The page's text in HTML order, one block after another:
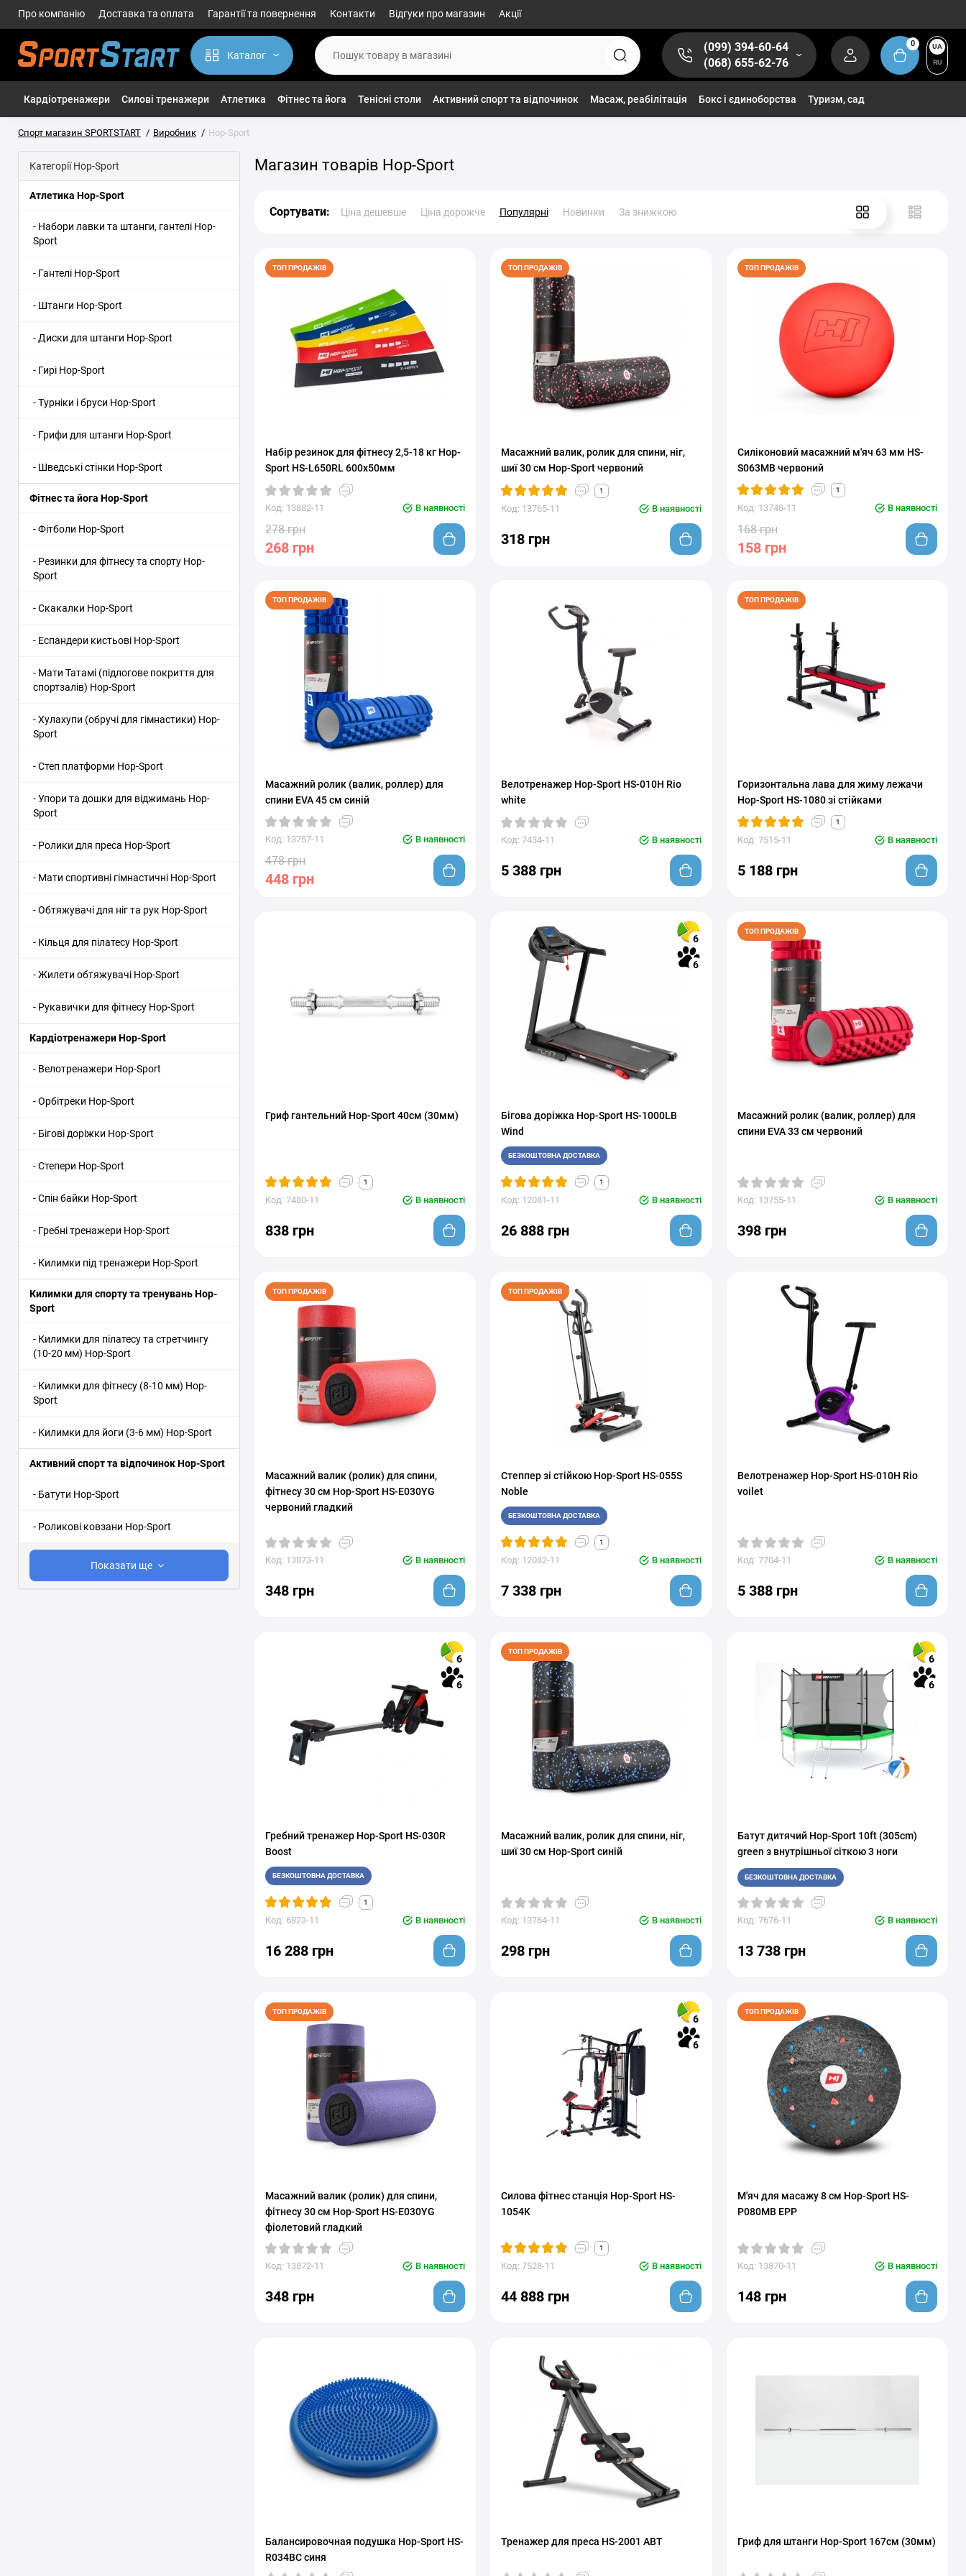
Про компанію Доставка та оплата Гарантії та повернення Контакти Відгуки про магазин Акції
Каталог
(099) 394-60-64
(068) 655-62-76
0
UA
RU
Кардіотренажери Силові тренажери Атлетика Фітнес та йога Тенісні столи Активний спорт та відпочинок Масаж, реабілітація Бокс і єдиноборства Туризм, сад
Спорт магазин SPORTSTART Виробник Hop-Sport
Категорії Hop-Sport
Атлетика Hop-Sport
- Набори лавки та штанги, гантелі Hop-
Sport
- Гантелі Hop-Sport
- Штанги Hop-Sport
- Диски для штанги Hop-Sport
- Гирі Hop-Sport
- Турніки і бруси Hop-Sport
- Грифи для штанги Hop-Sport
- Шведські стінки Hop-Sport
Фітнес та йога Hop-Sport
- Фітболи Hop-Sport
- Резинки для фітнесу та спорту Hop-
Sport
- Скакалки Hop-Sport
- Еспандери кистьові Hop-Sport
- Мати Татамі (підлогове покриття для
спортзалів) Hop-Sport
- Хулахупи (обручі для гімнастики) Hop-
Sport
- Степ платформи Hop-Sport
- Упори та дошки для віджимань Hop-
Sport
- Ролики для преса Hop-Sport
- Мати спортивні гімнастичні Hop-Sport
- Обтяжувачі для ніг та рук Hop-Sport
- Кільця для пілатесу Hop-Sport
- Жилети обтяжувачі Hop-Sport
- Рукавички для фітнесу Hop-Sport
Кардіотренажери Hop-Sport
- Велотренажери Hop-Sport
- Орбітреки Hop-Sport
- Бігові доріжки Hop-Sport
- Степери Hop-Sport
- Спін байки Hop-Sport
- Гребні тренажери Hop-Sport
- Килимки під тренажери Hop-Sport
Килимки для спорту та тренувань Hop-
Sport
- Килимки для пілатесу та стретчингу
(10-20 мм) Hop-Sport
- Килимки для фітнесу (8-10 мм) Hop-
Sport
- Килимки для йоги (3-6 мм) Hop-Sport
Активний спорт та відпочинок Hop-Sport
- Батути Hop-Sport
- Роликові ковзани Hop-Sport
Показати ще
Магазин товарів Hop-Sport
Сортувати: Ціна дешевше Ціна дорожче Популярні Новинки За знижкою
ТОП ПРОДАЖІВ
Набір резинок для фітнесу 2,5-18 кг Hop-
Sport HS-L650RL 600х50мм
Код: 13882-11 В наявності
278 грн
268 грн
ТОП ПРОДАЖІВ
Масажний валик, ролик для спини, ніг,
шиї 30 см Hop-Sport червоний
1
Код: 13765-11 В наявності
318 грн
ТОП ПРОДАЖІВ
Силіконовий масажний м'яч 63 мм HS-
S063MB червоний
1
Код: 13748-11 В наявності
168 грн
158 грн
ТОП ПРОДАЖІВ
Масажний ролик (валик, роллер) для
спини EVA 45 см синій
Код: 13757-11 В наявності
478 грн
448 грн
Велотренажер Hop-Sport HS-010H Rio
white
Код: 7434-11 В наявності
5 388 грн
ТОП ПРОДАЖІВ
Горизонтальна лава для жиму лежачи
Hop-Sport HS-1080 зі стійками
1
Код: 7515-11 В наявності
5 188 грн
Гриф гантельний Hop-Sport 40см (30мм)
1
Код: 7480-11 В наявності
838 грн
6
6
Бігова доріжка Hop-Sport HS-1000LB
Wind
БЕЗКОШТОВНА ДОСТАВКА
1
Код: 12081-11 В наявності
26 888 грн
ТОП ПРОДАЖІВ
Масажний ролик (валик, роллер) для
спини EVA 33 см червоний
Код: 13755-11 В наявності
398 грн
ТОП ПРОДАЖІВ
Масажний валик (ролик) для спини,
фітнесу 30 см Hop-Sport HS-E030YG
червоний гладкий
Код: 13873-11 В наявності
348 грн
ТОП ПРОДАЖІВ
Степпер зі стійкою Hop-Sport HS-055S
Noble
БЕЗКОШТОВНА ДОСТАВКА
1
Код: 12082-11 В наявності
7 338 грн
Велотренажер Hop-Sport HS-010H Rio
voilet
Код: 7704-11 В наявності
5 388 грн
6
6
Гребний тренажер Hop-Sport HS-030R
Boost
БЕЗКОШТОВНА ДОСТАВКА
1
Код: 6823-11 В наявності
16 288 грн
ТОП ПРОДАЖІВ
Масажний валик, ролик для спини, ніг,
шиї 30 см Hop-Sport синій
Код: 13764-11 В наявності
298 грн
6
6
Батут дитячий Hop-Sport 10ft (305cm)
green з внутрішньої сіткою 3 ноги
БЕЗКОШТОВНА ДОСТАВКА
Код: 7676-11 В наявності
13 738 грн
ТОП ПРОДАЖІВ
Масажний валик (ролик) для спини,
фітнесу 30 см Hop-Sport HS-E030YG
фіолетовий гладкий
Код: 13872-11 В наявності
348 грн
6
6
Силова фітнес станція Hop-Sport HS-
1054K
1
Код: 7528-11 В наявності
44 888 грн
ТОП ПРОДАЖІВ
М'яч для масажу 8 см Hop-Sport HS-
P080MB EPP
Код: 13870-11 В наявності
148 грн
Балансировочная подушка Hop-Sport HS-
R034BC синя
Тренажер для преса HS-2001 ABT Гриф для штанги Hop-Sport 167см (30мм)